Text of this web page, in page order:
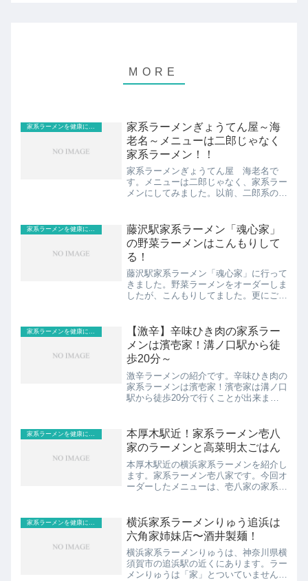
家系ラーメンを健康に食す！
家系ラーメンぎょうてん屋～海
老名～メニューは二郎じゃなく
家系ラーメン！！
家系ラーメンぎょうてん屋 海老名で
す。メニューは二郎じゃなく、家系ラー
メンにしてみました。以前、二郎系のビ
記載がある家系ラーメン頂いてきました
よ。見出し1.家系ラーメン...
家系ラーメンを健康に食す！
藤沢駅家系ラーメン「魂心家」
の野菜ラーメンはこんもりして
る！
藤沢駅家系ラーメン「魂心家」に行って
きました。野菜ラーメンをオーダーしま
したが、こんもりしてました。更にごは
す。見出し1.藤沢駅家系ラーメン「魂心
家」の野菜ラーメンはこん...
家系ラーメンを健康に食す！
【激辛】辛味ひき肉の家系ラー
メンは濱壱家！溝ノ口駅から徒
歩20分～
激辛ラーメンの紹介です。辛味ひき肉の
家系ラーメンは濱壱家！濱壱家は溝ノ口
駅から徒歩20分で行くことが出来ま
中でも、ぼくは大好きです。スポンサー
リンク (adsbyg...
本厚木駅近！家系ラーメン壱八
家のラーメンと高菜明太ごはん
本厚木駅近の横浜家系ラーメンを紹介し
ます。家系ラーメン壱八家です。今回オ
ーダーしたメニューは、壱八家の家系ラ
ン壱八家で頼んだメニュー2.かけすぎ部
できるのは、家系なら...
横浜家系ラーメンりゅう追浜は
六角家姉妹店〜酒井製麺！
横浜家系ラーメンりゅうは、神奈川県横
須賀市の追浜駅の近くにあります。ラー
メンりゅうは「家」とついていません